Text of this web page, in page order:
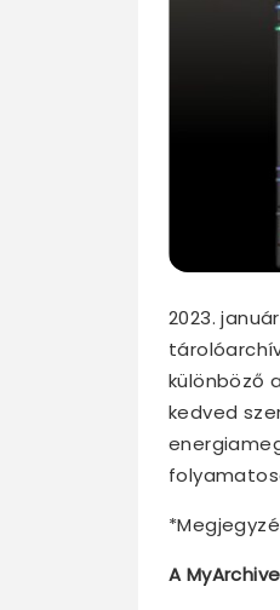
2023.
különböző
kedved
A